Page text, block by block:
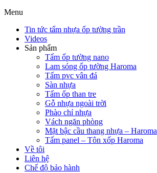
Menu
Tin tức tấm nhựa ốp tường trần
Videos
Sản phẩm
Tấm ốp tường nano
Lam sóng ốp tường Haroma
Tấm pvc vân đá
Sàn nhựa
Tấm ốp than tre
Gỗ nhựa ngoài trời
Phào chỉ nhựa
Vách ngăn phòng
Mặt bậc cầu thang nhựa – Haroma
Tấm panel – Tôn xốp Haroma
Về tôi
Liên hệ
Chế độ bảo hành